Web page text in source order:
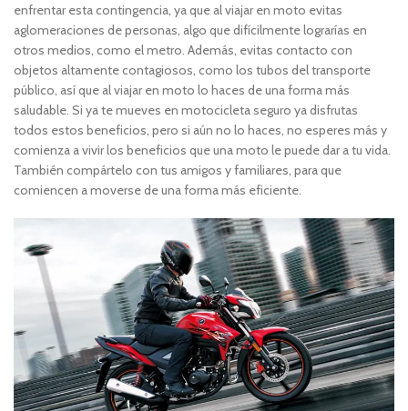
enfrentar esta contingencia, ya que al viajar en moto evitas
aglomeraciones de personas, algo que difícilmente lograrías en
otros medios, como el metro. Además, evitas contacto con
objetos altamente contagiosos, como los tubos del transporte
público, así que al viajar en moto lo haces de una forma más
saludable. Si ya te mueves en motocicleta seguro ya disfrutas
todos estos beneficios, pero si aún no lo haces, no esperes más y
comienza a vivir los beneficios que una moto le puede dar a tu vida.
También compártelo con tus amigos y familiares, para que
comiencen a moverse de una forma más eficiente.